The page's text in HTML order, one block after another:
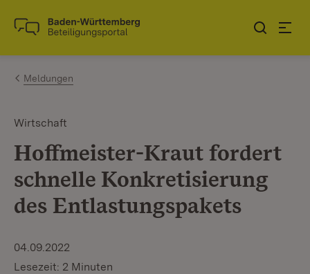
Zum Inhalt springen
Link zur Startseite
Meldungen
Wirtschaft
Hoffmeister-Kraut fordert
schnelle Konkretisierung
des Entlastungspakets
04.09.2022
Lesezeit: 2 Minuten